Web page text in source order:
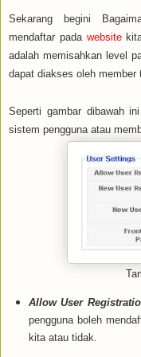
Sekarang begini
mendaftar pada websitekita
adalah memisahkan level
dapat diakses oleh member
Seperti gambar dibawah
sistem pengguna atau
Allow User
pengguna boleh
kita atau tidak.